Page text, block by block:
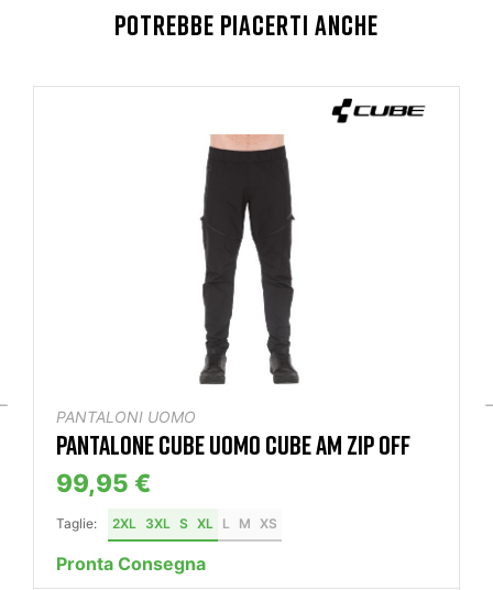
POTREBBE PIACERTI ANCHE
PANTALONI UOMO
PANTALONE CUBE UOMO CUBE AM ZIP OFF
99,95 €
Taglie: 2XL 3XL S XL L M XS
Pronta Consegna